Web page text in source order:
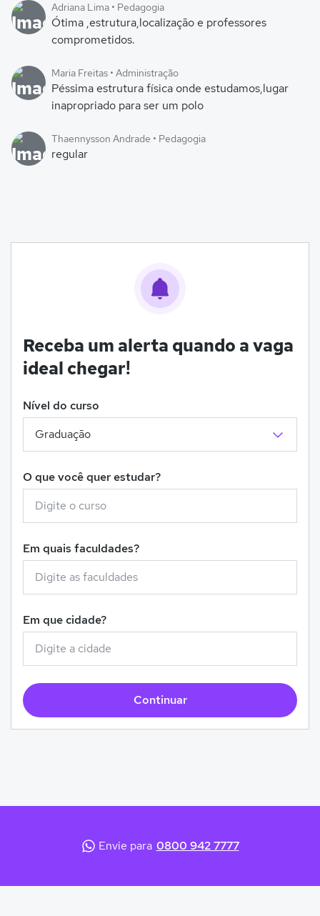
Adriana Lima • Pedagogia
Ótima ,estrutura,localização e professores
comprometidos.
Maria Freitas • Administração
Péssima estrutura física onde estudamos,lugar
inapropriado para ser um polo
Thaennysson Andrade • Pedagogia
regular
Receba um alerta quando a vaga
ideal chegar!
Nível do curso
O que você quer estudar?
Em quais faculdades?
Em que cidade?
Continuar
Envie para 0800 942 7777